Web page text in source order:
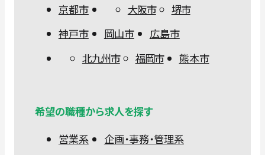
京都市
大阪市
堺市
神戸市
岡山市
広島市
北九州市
福岡市 熊本市
希望の職種から求人を探す
営業系
企画・事務・管理系